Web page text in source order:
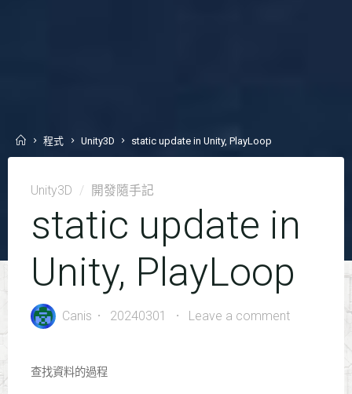
Home
程式 Unity3D static update in Unity, PlayLoop
Unity3D / 開發隨手記
static update in
Unity, PlayLoop
Canis 20240301 Leave a comment
查找資料的過程